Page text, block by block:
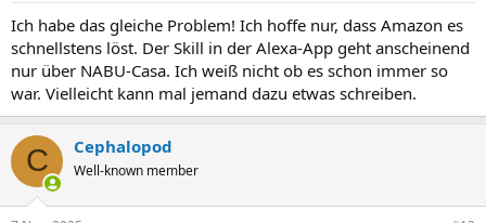
Ich habe das gleiche Problem! Ich hoffe nur, dass Amazon es
schnellstens löst. Der Skill in der Alexa-App geht anscheinend
nur über NABU-Casa. Ich weiß nicht ob es schon immer so
war. Vielleicht kann mal jemand dazu etwas schreiben.
C Cephalopod
Well-known member